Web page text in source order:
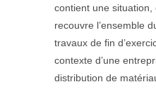
contient une
recouvre l’ensemble
travaux de fin
contexte d’une
distribution de